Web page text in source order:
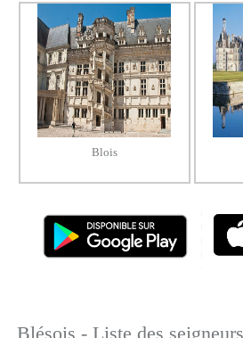
Blois
Blésois - Liste des seigneurs